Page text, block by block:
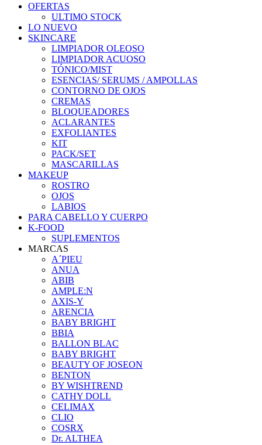
OFERTAS
ULTIMO STOCK
LO NUEVO
SKINCARE
LIMPIADOR OLEOSO
LIMPIADOR ACUOSO
TÓNICO/MIST
ESENCIAS/ SERUMS / AMPOLLAS
CONTORNO DE OJOS
CREMAS
BLOQUEADORES
ACLARANTES
EXFOLIANTES
KIT
PACK/SET
MASCARILLAS
MAKEUP
ROSTRO
OJOS
LABIOS
PARA CABELLO Y CUERPO
K-FOOD
SUPLEMENTOS
MARCAS
A´PIEU
ANUA
ABIB
AMPLE:N
AXIS-Y
ARENCIA
BABY BRIGHT
BBIA
BALLON BLAC
BABY BRIGHT
BEAUTY OF JOSEON
BENTON
BY WISHTREND
CATHY DOLL
CELIMAX
CLIO
COSRX
Dr. ALTHEA